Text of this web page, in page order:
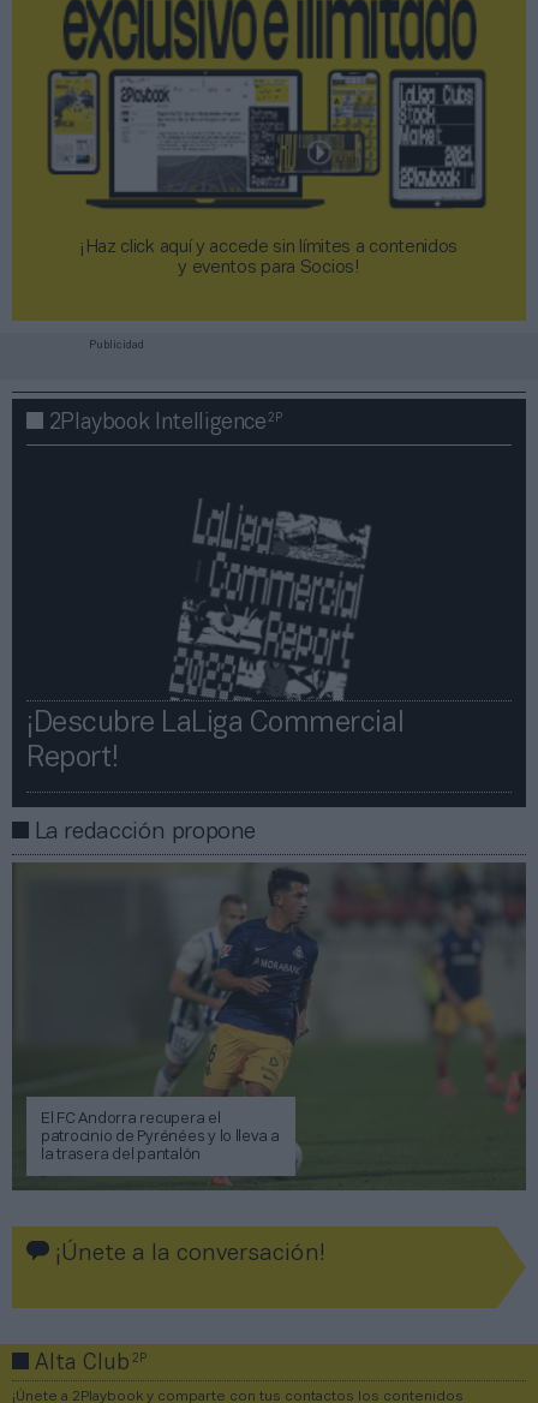
¡Haz click aquí y accede sin límites a contenidos
y eventos para Socios!​​​​​​​
Publicidad
2Playbook Intelligence2P
¡Descubre LaLiga Commercial
Report!​​
La redacción propone
El FC Andorra recupera el
patrocinio de Pyrénées y lo lleva a
la trasera del pantalón
¡Únete a la conversación!
Alta Club2P
¡Únete a 2Playbook y comparte con tus contactos los contenidos